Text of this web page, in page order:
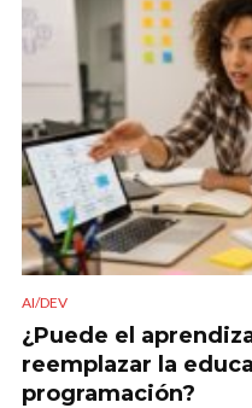
AI/DEV
¿Puede el
reemplazar la
programación?